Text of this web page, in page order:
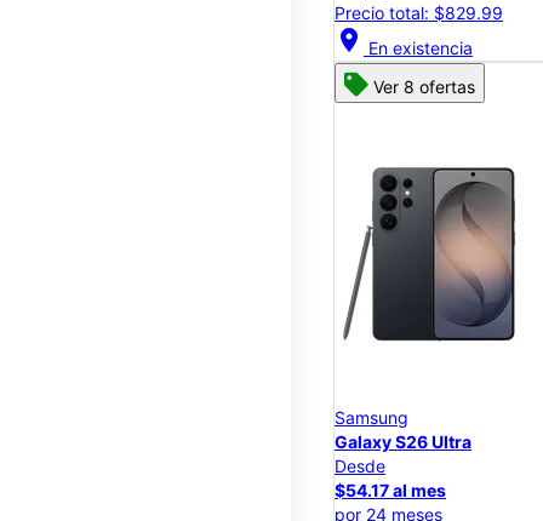
Precio total: $829.99
location_on En existencia
Ver 8 ofertas
Samsung
Galaxy S26 Ultra
Desde
$54.17 al mes
por 24 meses